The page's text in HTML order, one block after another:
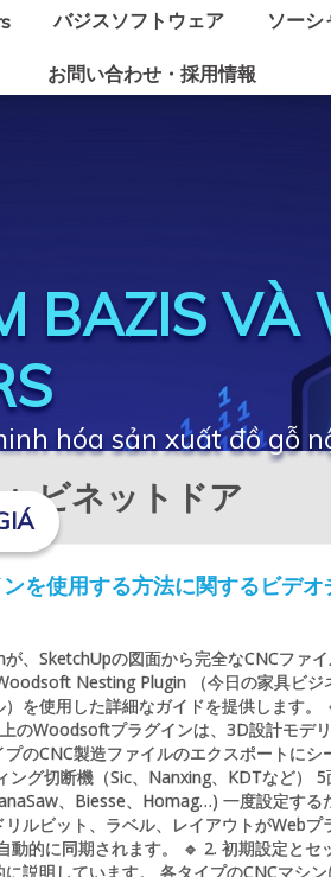
バジスソフトウェア ソーシ
お問い合わせ・採用情報
BAZIS VÀ
hóa sản xuất đồ gỗ
ビネットドア
を使用する方法に関するビデオ
、SketchUpの図面から完全なCNCファ
Nesting Plugin （今日の家具ビジ
を使用した詳細なガイドを提供します。
のWoodsoftプラグインは、3D設計モデ
のCNC製造ファイルのエクスポートにシ
ング切断機（Sic、Nanxing、KDTなど） 5
、Biesse、Homag…) 一度設定する
ルビット、ラベル、レイアウトがWebプ
動的に同期されます。 🔹 2. 初期設定とセ
説明しています。 各タイプのCNCマシン